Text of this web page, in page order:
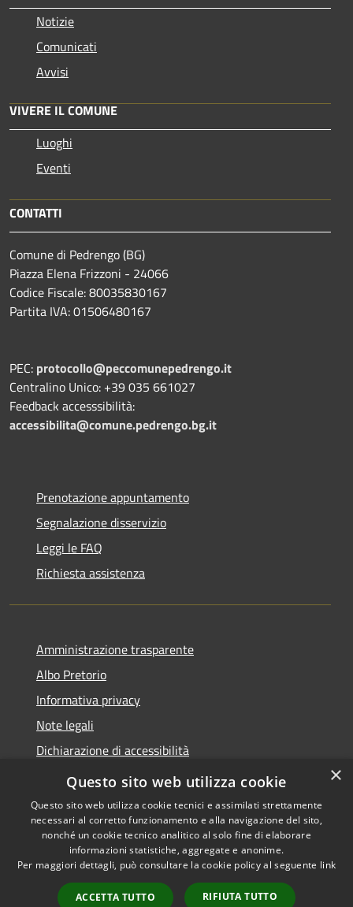
Notizie
Comunicati
Avvisi
VIVERE IL COMUNE
Luoghi
Eventi
CONTATTI
Comune di Pedrengo (BG)
Piazza Elena Frizzoni - 24066
Codice Fiscale: 80035830167
Partita IVA: 01506480167
PEC: protocollo@peccomunepedrengo.it
Centralino Unico: +39 035 661027
Feedback accesssibilità:
accessibilita@comune.pedrengo.bg.it
Prenotazione appuntamento
Segnalazione disservizio
Leggi le FAQ
Richiesta assistenza
Amministrazione trasparente
Albo Pretorio
Informativa privacy
Note legali
Dichiarazione di accessibilità
Area riservata dipendenti
Accessibilità
Copyright © 2026 • Comune di
Pedrengo • Powered by
Municipium•
Accesso
×
Questo sito web utilizza cookie
Questo sito web utilizza cookie tecnici e assimilati strettamente
necessari al corretto funzionamento e alla navigazione del sito,
nonché un cookie tecnico analitico al solo fine di elaborare
informazioni statistiche, aggregate e anonime.
Per maggiori dettagli, può consultare la cookie policy al seguente link
ACCETTA TUTTO RIFIUTA TUTTO